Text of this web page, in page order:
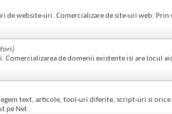
de website-uri. Comercializare de site-uri web.
Comercializarea de domenii existente isi are locul
text, articole, tool-uri diferite, script-uri si orice
pe Net.